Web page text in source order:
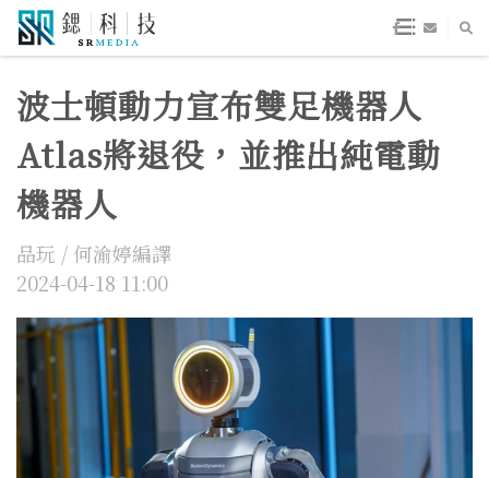
波士頓動力宣布雙足機器人
Atlas將退役，並推出純電動
機器人
品玩 / 何渝婷編譯
2024-04-18 11:00